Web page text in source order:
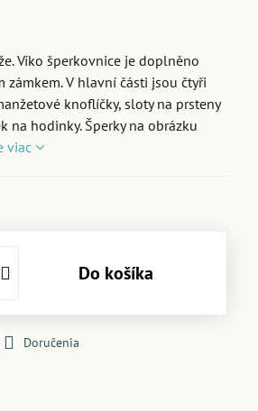
Víko šperkovnice je doplněno
zámkem. V hlavní části jsou čtyři
knoflíčky, sloty na prsteny
hodinky. Šperky na obrázku
viac
Do košíka
Doručenia